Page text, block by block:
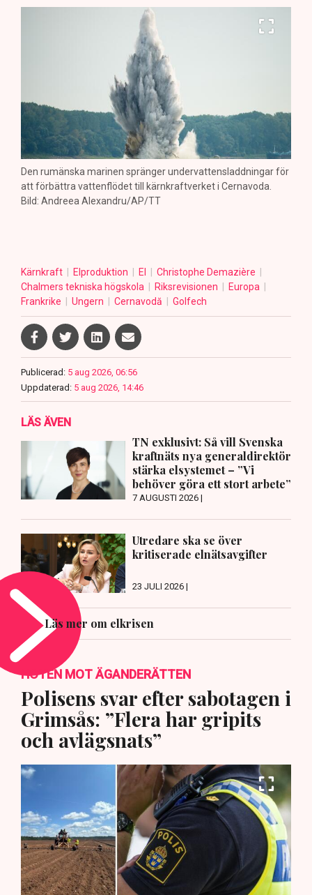
Den rumänska marinen spränger undervattensladdningar för
att förbättra vattenflödet till kärnkraftverket i Cernavoda.
Bild: Andreea Alexandru/AP/TT
Kärnkraft Elproduktion El
Christophe Demazière
Chalmers tekniska högskola
Riksrevisionen
Europa
Frankrike
Ungern Cernavodă Golfech
Publicerad: 5 aug 2026, 06:56
Uppdaterad: 5 aug 2026, 14:46
LÄS ÄVEN
TN exklusivt: Så vill Svenska
kraftnäts nya generaldirektör
stärka elsystemet – ”Vi
behöver göra ett stort arbete”
7 AUGUSTI 2026 |
Utredare ska se över
kritiserade elnätsavgifter
23 JULI 2026 |
Läs mer om elkrisen
HOTEN MOT ÄGANDERÄTTEN
Polisens svar efter sabotagen i
Grimsås: ”Flera har gripits
och avlägsnats”